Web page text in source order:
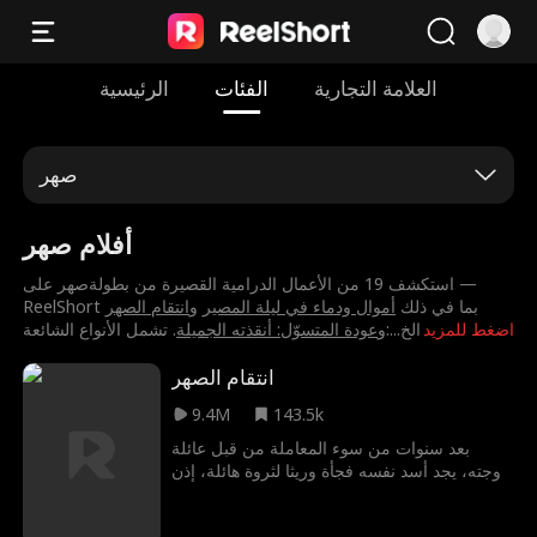
الرئيسية الفئات العلامة التجارية
صهر
أفلام صهر
اضغط للمزيد
استكشف 19 من الأعمال الدرامية القصيرة من بطولة⁨صهر⁩ على —
ReelShort بما في ذلك ⁨أموال ودماء في ليلة المصير⁩ و⁨انتقام الصهر⁩
و⁨عودة المتسوّل: أنقذته الجميلة⁩ . تشمل الأنواع الشائعة:⁨الخ...
انتقام الصهر
9.4M
143.5k
بعد سنوات من سوء المعاملة من قبل عائلة
زوجته، يجد أسد نفسه فجأة وريثا لثروة هائلة، إذن